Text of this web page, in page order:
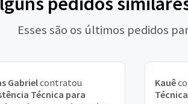
Esses são os últimos pedidos
Gabrielcontratou
Técnica para
Kauê